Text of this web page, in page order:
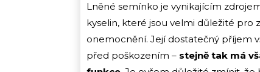
Lněné semínko je vynikajícím
kyselin, které jsou velmi důležité pro
onemocnění. Její dostatečný příjem
před poškozením – stejně tak má